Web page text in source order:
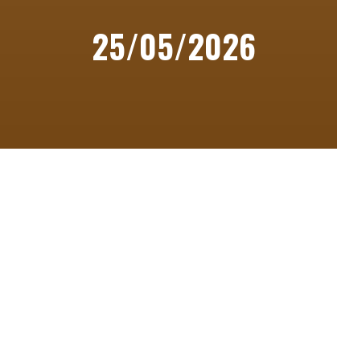
25/05/2026